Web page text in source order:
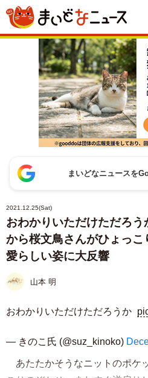
まいどなニュースを
2021.12.25(Sat)
おわかりいただけただろ
から桜文鳥さんがひょっこ
愛らしい姿に大反響
山本 明
おわかりいただけただろうか
— きのこ氏 (@suz_kinoko)
あたたかそうなニットのポケ